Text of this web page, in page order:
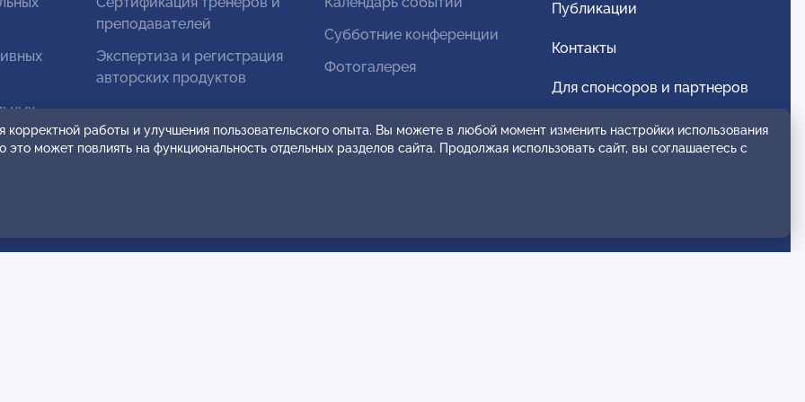
преподавателей
Экспертиза и регистрация
авторских продуктов
Субботние конференции
Фотогалерея
Публикации
Контакты
Для спонсоров и партнеров
Обратная связь
работы и улучшения пользовательского опыта. Вы можете в любой момент изменить настройки использования
может повлиять на функциональность отдельных разделов сайта. Продолжая использовать сайт, вы соглашаетесь с